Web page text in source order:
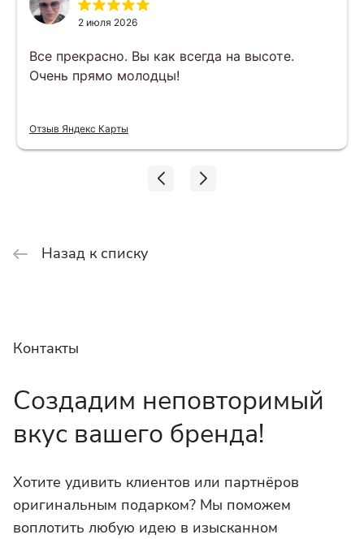
2 июля 2026
Все прекрасно. Вы как всегда на высоте.
Очень прямо молодцы!
Отзыв Яндекс Карты
Назад к списку
Контакты
Создадим неповторимый
вкус вашего бренда!
Хотите удивить клиентов или партнёров
оригинальным подарком? Мы поможем
воплотить любую идею в изысканном